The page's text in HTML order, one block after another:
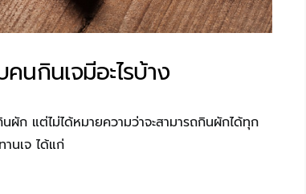
กินเจมีอะไรบ้าง
ผัก แต่ไม่ได้หมายความว่าจะสามารถกินผักได้ทุก
นเจ ได้แก่